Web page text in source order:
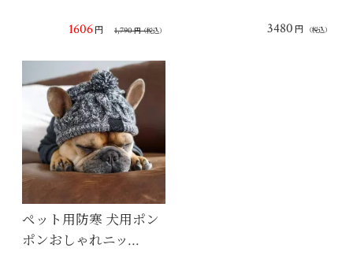
1,790円（税込）
1606 円 3480 円 （税込）
ペット用防寒 犬用ポン
ポンおしゃれニッ…